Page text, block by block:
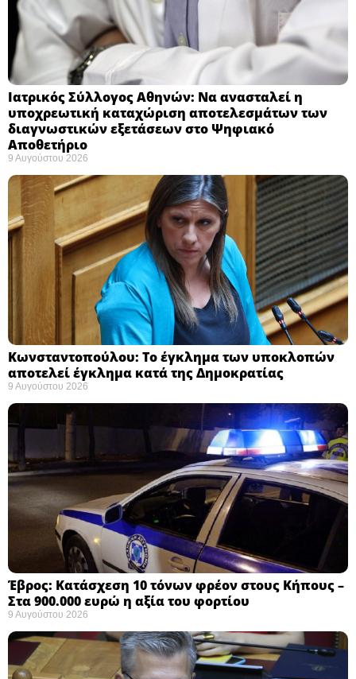
Ιατρικός Σύλλογος Αθηνών: Να ανασταλεί η
υποχρεωτική καταχώριση αποτελεσμάτων των
διαγνωστικών εξετάσεων στο Ψηφιακό
Αποθετήριο ​
9 Αυγούστου 2026
Κωνσταντοπούλου: Το έγκλημα των υποκλοπών
αποτελεί έγκλημα κατά της Δημοκρατίας ​
9 Αυγούστου 2026
Έβρος: Κατάσχεση 10 τόνων φρέον στους Κήπους –
Στα 900.000 ευρώ η αξία του φορτίου ​
9 Αυγούστου 2026